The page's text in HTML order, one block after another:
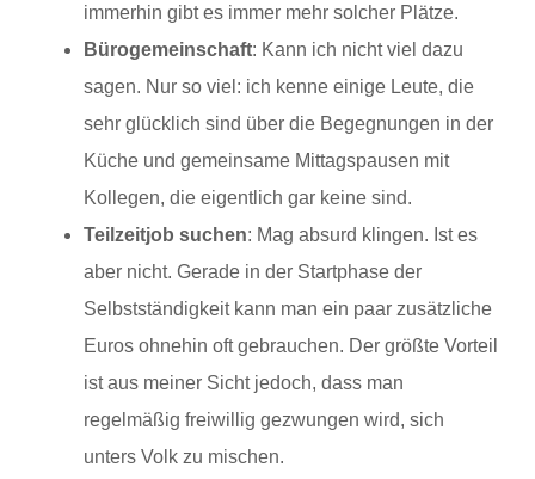
immerhin gibt es immer mehr solcher Plätze.
Bürogemeinschaft: Kann ich nicht viel dazu
sagen. Nur so viel: ich kenne einige Leute, die
sehr glücklich sind über die Begegnungen in der
Küche und gemeinsame Mittagspausen mit
Kollegen, die eigentlich gar keine sind.
Teilzeitjob suchen: Mag absurd klingen. Ist es
aber nicht. Gerade in der Startphase der
Selbstständigkeit kann man ein paar zusätzliche
Euros ohnehin oft gebrauchen. Der größte Vorteil
ist aus meiner Sicht jedoch, dass man
regelmäßig freiwillig gezwungen wird, sich
unters Volk zu mischen.